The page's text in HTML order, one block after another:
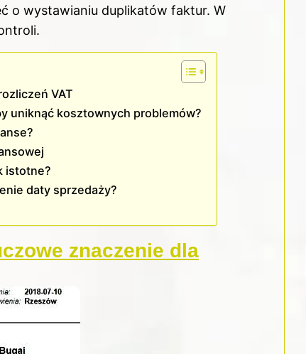
o wystawianiu duplikatów faktur. W
VAT
uniknąć kosztownych problemów?
istotne?
daty sprzedaży?
znaczenie dla